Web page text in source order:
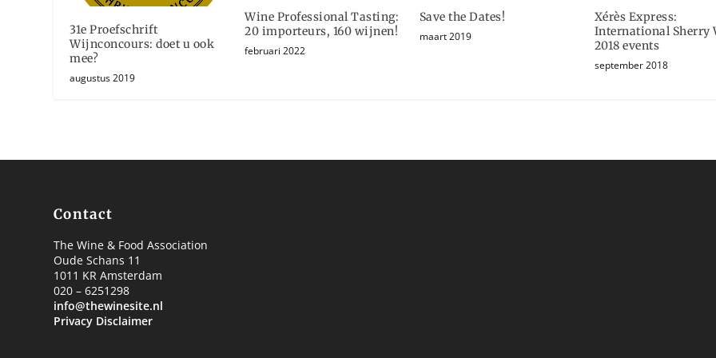
31e Proefschrift
Wijnconcours: doet u ook
mee?
augustus 2019
Wine Professional Tasting:
20 importeurs, 160 wijnen!
februari 2022
Save the Dates!
maart 2019
Xérès Express:
International Sherry
2018 events
september 2018
Contact
The Wine & Food Association
Oude Schans 11
1011 KR Amsterdam
020 – 6251298
info@thewinesite.nl
Privacy Disclaimer